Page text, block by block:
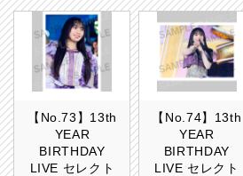
【No.73】13th
YEAR
BIRTHDAY
LIVE セレクト
【No.74】13th
YEAR
BIRTHDAY
LIVE セレクト